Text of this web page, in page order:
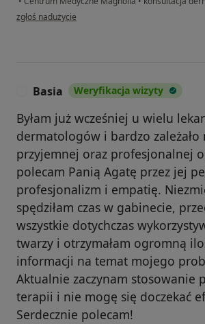
w opinii użytkownika Lidia
zgłoś nadużycie
Basia Weryfikacja wizyty
Byłam już wcześniej u wielu
dermatologów i bardzo zależało
przyjemnej oraz profesjonalnej
polecam Panią Agatę przez jej
profesjonalizm i empatię.
spędziłam czas w gabinecie,
wszystkie dotychczas
twarzy i otrzymałam ogromną
informacji na temat mojego
Aktualnie zaczynam stosowanie
terapii i nie mogę się doczekać
Serdecznie polecam!